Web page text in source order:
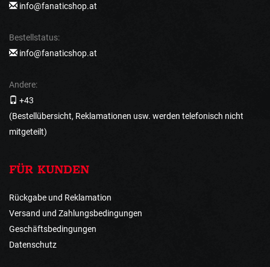
info@fanaticshop.at
Bestellstatus:
info@fanaticshop.at
Andere:
+43
(Bestellübersicht, Reklamationen usw. werden telefonisch nicht
mitgeteilt)
FÜR KUNDEN
Rückgabe und Reklamation
Versand und Zahlungsbedingungen
Geschäftsbedingungen
Datenschutz